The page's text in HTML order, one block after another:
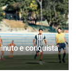
e conquista